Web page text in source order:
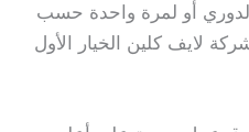
أو لمرة واحدة حسب
لايف كلين الخيار الأول